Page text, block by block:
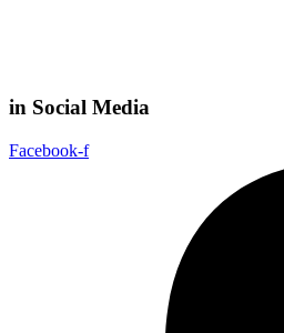
in Social Media
Facebook-f